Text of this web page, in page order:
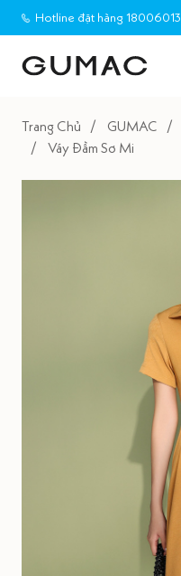
Hotline đặt hàng 18006013
Trang Chủ GUMAC
Váy Đầm Sơ Mi